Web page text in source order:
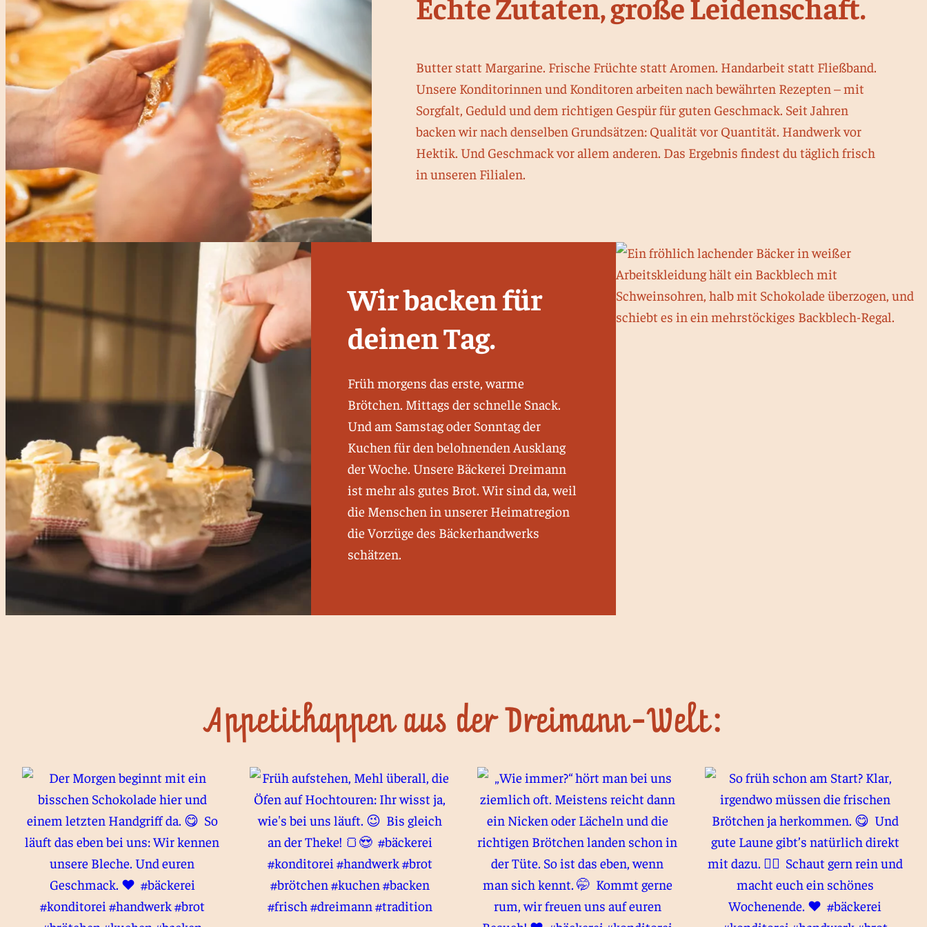
Butter statt Margarine. Frische Früchte statt Aromen. Handarbeit statt Fließband.
Unsere Konditorinnen und Konditoren arbeiten nach bewährten Rezepten – mit
Sorgfalt, Geduld und dem richtigen Gespür für guten Geschmack. Seit Jahren
backen wir nach denselben Grundsätzen: Qualität vor Quantität. Handwerk vor
Hektik. Und Geschmack vor allem anderen. Das Ergebnis findest du täglich frisch
in unseren Filialen.
Wir backen für
deinen Tag.
Früh morgens das erste, warme
Brötchen. Mittags der schnelle Snack.
Und am Samstag oder Sonntag der
Kuchen für den belohnenden Ausklang
der Woche. Unsere Bäckerei Dreimann
ist mehr als gutes Brot. Wir sind da, weil
die Menschen in unserer Heimatregion
die Vorzüge des Bäckerhandwerks
schätzen.
Appetithappen aus der Dreimann-Welt: